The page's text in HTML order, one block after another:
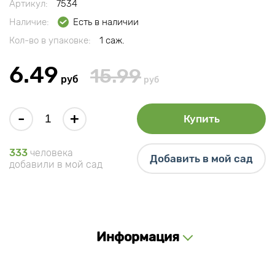
Артикул:
7534
Наличие:
Есть в наличии
Кол-во в упаковке:
1 саж.
6.49 руб 15.99 руб
- + Купить
333 человека
добавили в мой сад
Добавить в мой сад
Информация